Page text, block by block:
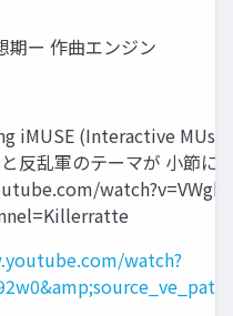
期ー 作曲エンジン
iMUSE (Interactive
反乱軍のテーマが ⼩節に
watch?